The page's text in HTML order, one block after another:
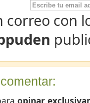
correo con
opinar